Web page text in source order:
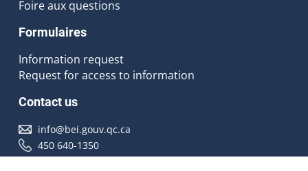
Foire aux questions
Formulaires
Information request
Request for access to information
Contact us
info@bei.gouv.qc.ca
450 640-1350